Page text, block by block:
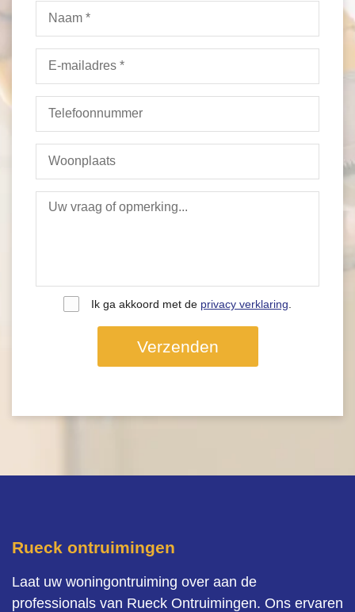
Ik ga akkoord met de privacy verklaring
Verzenden
Rueck ontruimingen
Laat uw woningontruiming over aan de
professionals van Rueck Ontruimingen. Ons ervaren